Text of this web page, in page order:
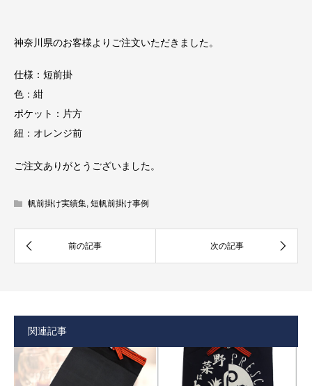
神奈川県のお客様よりご注文いただきました。
仕様：短前掛
色：紺
ポケット：片方
紐：オレンジ前
ご注文ありがとうございました。
帆前掛け実績集, 短帆前掛け事例
関連記事